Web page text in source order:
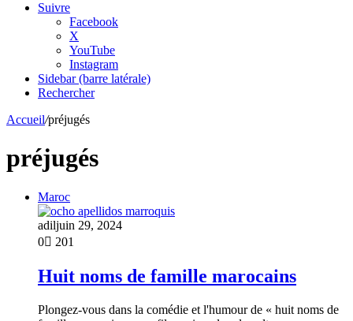
Suivre
Facebook
X
YouTube
Instagram
Sidebar (barre latérale)
Rechercher
Accueil/préjugés
préjugés
Maroc
adiljuin 29, 2024
0
201
Huit noms de famille marocains
Plongez-vous dans la comédie et l'humour de « huit noms de